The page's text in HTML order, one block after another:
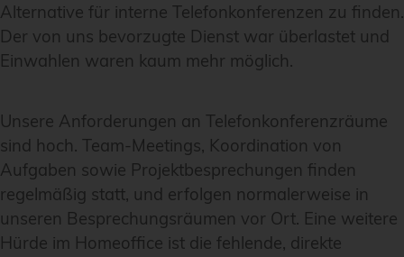
Alternative für interne Telefonkonferenzen zu finden.
Der von uns bevorzugte Dienst war überlastet und
Einwahlen waren kaum mehr möglich.
Unsere Anforderungen an Telefonkonferenzräume
sind hoch. Team-Meetings, Koordination von
Aufgaben sowie Projektbesprechungen finden
regelmäßig statt, und erfolgen normalerweise in
unseren Besprechungsräumen vor Ort. Eine weitere
Hürde im Homeoffice ist die fehlende, direkte